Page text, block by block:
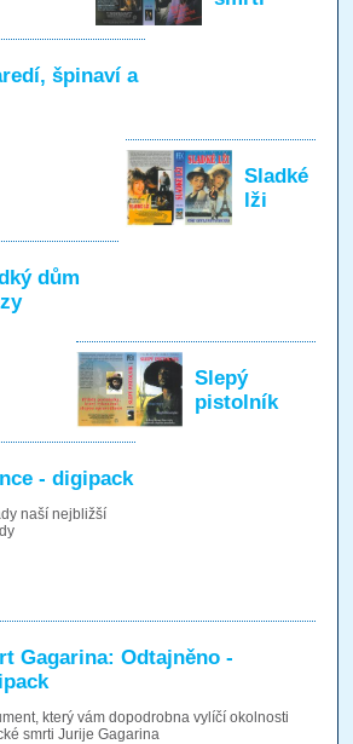
špinaví a
Sladké
lži
dům
Slepý
pistolník
- digipack
naší nejbližší
Gagarina: Odtajněno -
který vám dopodrobna vylíčí okolnosti
smrti Jurije Gagarina